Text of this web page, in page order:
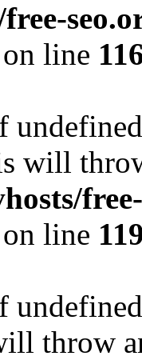
on line
will
on line
throw